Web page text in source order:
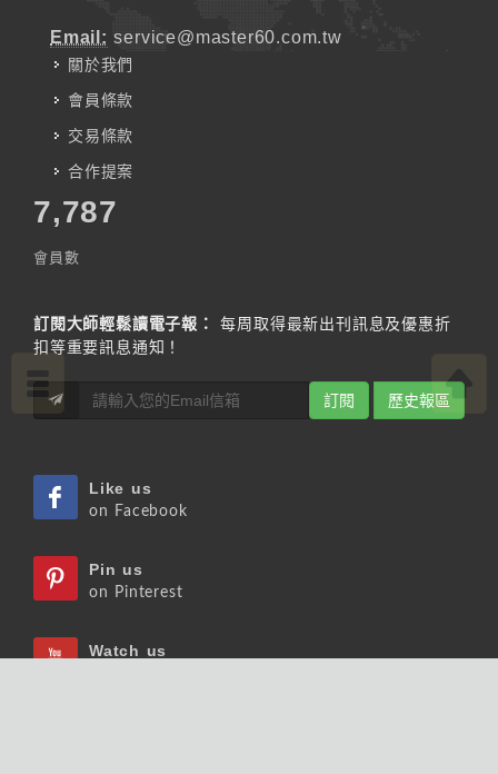
Email: service@master60.com.tw
關於我們
會員條款
交易條款
合作提案
7,787
會員數
訂閱大師輕鬆讀電子報：
每周取得最新出刊訊息及優惠折
扣等重要訊息通知！
訂閱 歷史報區
Like us
on Facebook
Pin us
on Pinterest
Watch us